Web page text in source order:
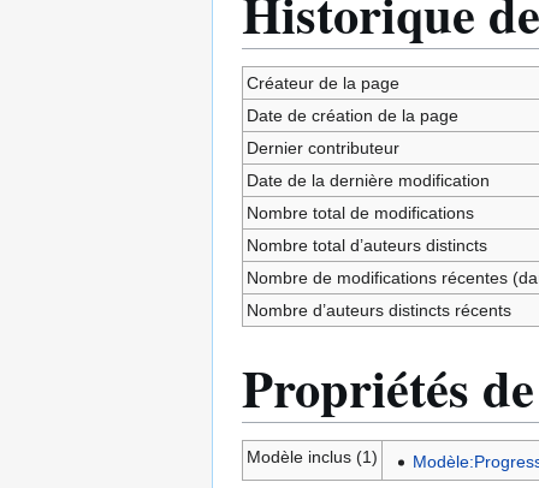
Créateur de la page
Date de création de la page
Dernier contributeur
Date de la dernière modification
Nombre total de modifications
Nombre total d’auteurs distincts
Nombre de modifications récentes
Nombre d’auteurs distincts récents
Propriétés
Modèle inclus (1)